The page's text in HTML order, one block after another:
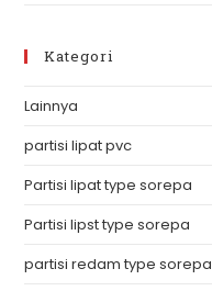
Kategori
Lainnya
partisi lipat pvc
Partisi lipat type sorepa
Partisi lipst type sorepa
partisi redam type sorepa